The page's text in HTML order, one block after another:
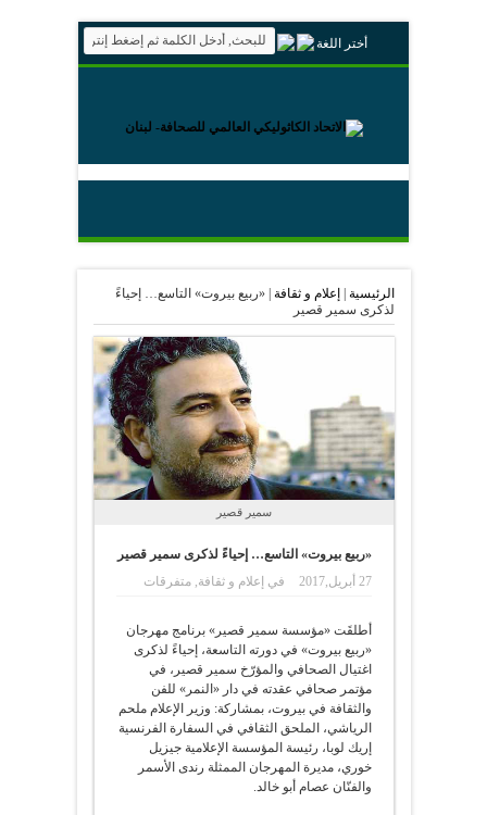
أختر اللغة
الرئيسية إعلام و ثقافة |«ربيع بيروت» التاسع… إحياءً
لذكرى سمير قصير
سمير قصير
«ربيع بيروت» التاسع… إحياءً لذكرى سمير قصير
27 أبريل,2017
في إعلام و ثقافة,متفرقات
أطلقَت «مؤسسة سمير قصير» برنامج مهرجان
«ربيع بيروت» في دورته التاسعة، إحياءً لذكرى
اغتيال الصحافي والمؤرّخ سمير قصير، في
مؤتمر صحافي عقدته في دار «النمر» للفن
والثقافة في بيروت، بمشاركة: وزير الإعلام ملحم
الرياشي، الملحق الثقافي في السفارة الفرنسية
إريك لوبا، رئيسة المؤسسة الإعلامية جيزيل
خوري، مديرة المهرجان الممثلة رندى الأسمر
والفنّان عصام أبو خالد.